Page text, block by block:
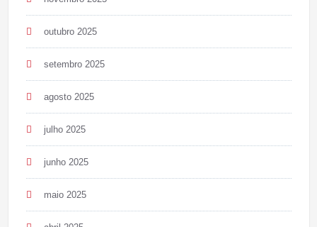
outubro 2025
setembro 2025
agosto 2025
julho 2025
junho 2025
maio 2025